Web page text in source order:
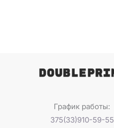
График работы:
375(33)910-59-55